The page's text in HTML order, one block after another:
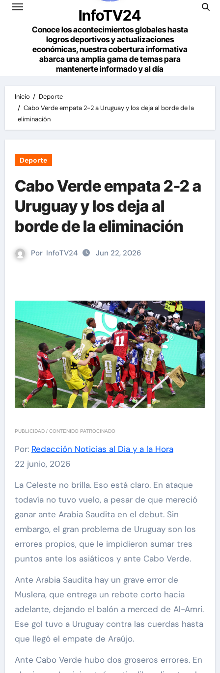
InfoTV24
Conoce los acontecimientos globales hasta
logros deportivos y actualizaciones
económicas, nuestra cobertura informativa
abarca una amplia gama de temas para
mantenerte informado y al día
Inicio
Deporte
Cabo Verde empata 2-2 a Uruguay y los deja al borde de la
eliminación
Deporte
Cabo Verde empata 2-2 a
Uruguay y los deja al
borde de la eliminación
Por InfoTV24 Jun 22, 2026
PUBLICIDAD / CONTENIDO PATROCINADO
Por: Redacción Noticias al Dia y a la Hora
22 junio, 2026
La Celeste no brilla. Eso está claro. En ataque
todavía no tuvo vuelo, a pesar de que mereció
ganar ante Arabia Saudita en el debut. Sin
embargo, el gran problema de Uruguay son los
errores propios, que le impidieron sumar tres
puntos ante los asiáticos y ante Cabo Verde.
Ante Arabia Saudita hay un grave error de
Muslera, que entrega un rebote corto hacia
adelante, dejando el balón a merced de Al-Amri.
Ese gol tuvo a Uruguay contra las cuerdas hasta
que llegó el empate de Araújo.
Ante Cabo Verde hubo dos groseros errores. En